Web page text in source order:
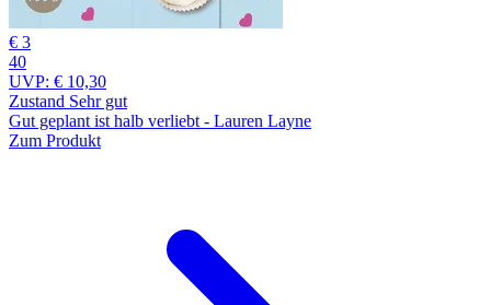
€ 3
40
UVP: € 10,30
Zustand Sehr gut
Gut geplant ist halb verliebt - Lauren Layne
Zum Produkt